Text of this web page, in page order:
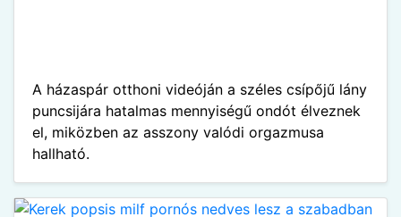
A házaspár otthoni videóján a széles csípőjű lány
puncsijára hatalmas mennyiségű ondót élveznek
el, miközben az asszony valódi orgazmusa
hallható.